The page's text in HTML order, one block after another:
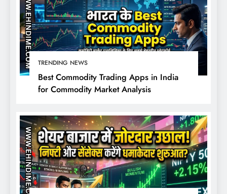
TRENDING NEWS
Best Commodity Trading Apps in India
for Commodity Market Analysis